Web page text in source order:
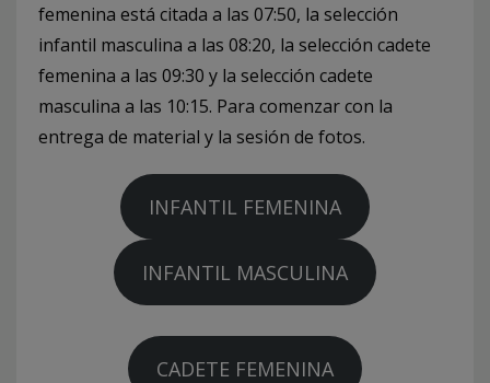
femenina está citada a las 07:50, la selección
infantil masculina a las 08:20, la selección cadete
femenina a las 09:30 y la selección cadete
masculina a las 10:15. Para comenzar con la
entrega de material y la sesión de fotos.
INFANTIL FEMENINA
INFANTIL MASCULINA
CADETE FEMENINA